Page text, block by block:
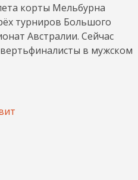
корты Мельбурна
турниров Большого
Австралии. Сейчас
в мужском